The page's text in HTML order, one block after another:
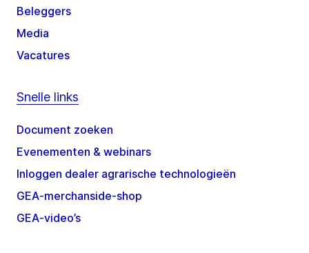
Beleggers
Media
Vacatures
Snelle links
Document zoeken
Evenementen & webinars
Inloggen dealer agrarische technologieën
GEA-merchanside-shop
GEA-video’s